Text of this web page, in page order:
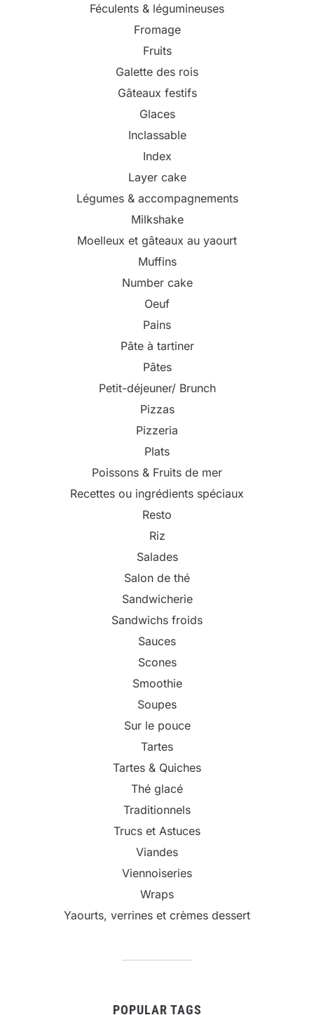
Féculents & légumineuses
Fromage
Fruits
Galette des rois
Gâteaux festifs
Glaces
Inclassable
Index
Layer cake
Légumes & accompagnements
Milkshake
Moelleux et gâteaux au yaourt
Muffins
Number cake
Oeuf
Pains
Pâte à tartiner
Pâtes
Petit-déjeuner/ Brunch
Pizzas
Pizzeria
Plats
Poissons & Fruits de mer
Recettes ou ingrédients spéciaux
Resto
Riz
Salades
Salon de thé
Sandwicherie
Sandwichs froids
Sauces
Scones
Smoothie
Soupes
Sur le pouce
Tartes
Tartes & Quiches
Thé glacé
Traditionnels
Trucs et Astuces
Viandes
Viennoiseries
Wraps
Yaourts, verrines et crèmes dessert
POPULAR TAGS